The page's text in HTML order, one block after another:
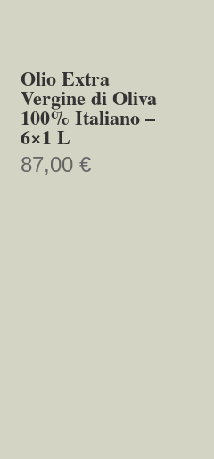
Olio Extra
Vergine di Oliva
100% Italiano –
6×1 L
87,00€